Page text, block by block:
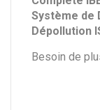
Système de
Dépollution
Besoin de